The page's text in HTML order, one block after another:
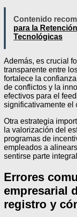
Contenido
para la
Tecnológicas
Además, es crucial
transparente entre
fortalece la
de conflictos y la
efectivos para el
significativamente el
Otra estrategia
la valorización del
programas de
empleados a
sentirse parte
Errores
empresarial
registro y